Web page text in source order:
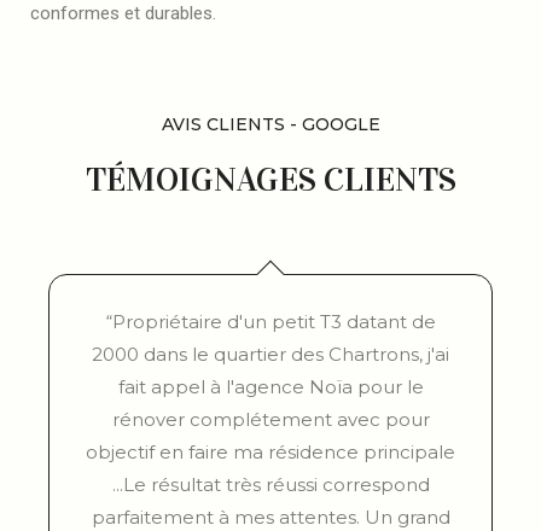
conformes et durables.
AVIS CLIENTS - GOOGLE
TÉMOIGNAGES CLIENTS
“Propriétaire d'un petit T3 datant de
2000 dans le quartier des Chartrons, j'ai
fait appel à l'agence Noïa pour le
rénover complétement avec pour
objectif en faire ma résidence principale
...Le résultat très réussi correspond
parfaitement à mes attentes. Un grand